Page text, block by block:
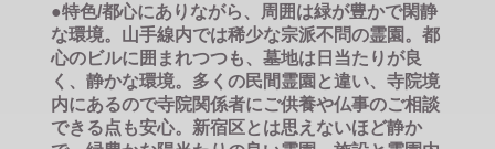
●特色/都心にありながら、周囲は緑が豊かで閑静
な環境。山手線内では稀少な宗派不問の霊園。都
心のビルに囲まれつつも、墓地は日当たりが良
く、静かな環境。多くの民間霊園と違い、寺院境
内にあるので寺院関係者にご供養や仏事のご相談
できる点も安心。新宿区とは思えないほど静か